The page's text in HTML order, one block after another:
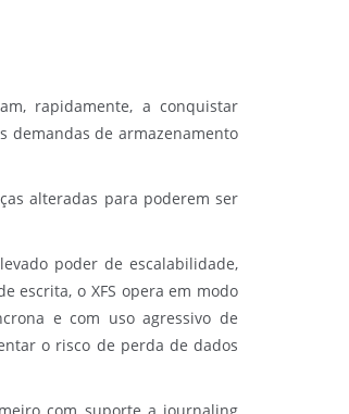
rapidamente, a conquistar
demandas de armazenamento
alteradas para poderem ser
poder de escalabilidade,
escrita, o XFS opera em modo
e com uso agressivo de
o risco de perda de dados